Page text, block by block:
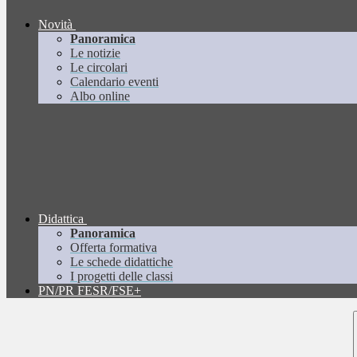
Novità
Panoramica
Le notizie
Le circolari
Calendario eventi
Albo online
Didattica
Panoramica
Offerta formativa
Le schede didattiche
I progetti delle classi
PN/PR FESR/FSE+